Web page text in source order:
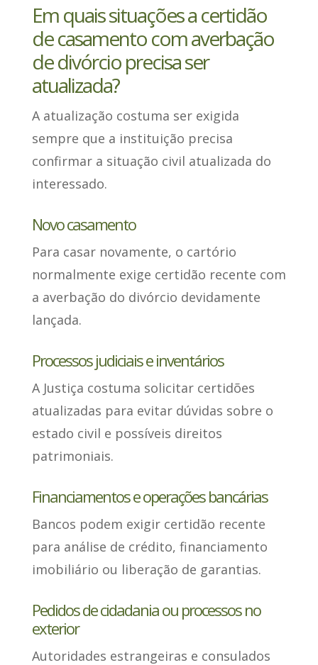
Em quais situações a certidão
de casamento com averbação
de divórcio precisa ser
atualizada?
A atualização costuma ser exigida
sempre que a instituição precisa
confirmar a situação civil atualizada do
interessado.
Novo casamento
Para casar novamente, o cartório
normalmente exige certidão recente com
a averbação do divórcio devidamente
lançada.
Processos judiciais e inventários
A Justiça costuma solicitar certidões
atualizadas para evitar dúvidas sobre o
estado civil e possíveis direitos
patrimoniais.
Financiamentos e operações bancárias
Bancos podem exigir certidão recente
para análise de crédito, financiamento
imobiliário ou liberação de garantias.
Pedidos de cidadania ou processos no
exterior
Autoridades estrangeiras e consulados